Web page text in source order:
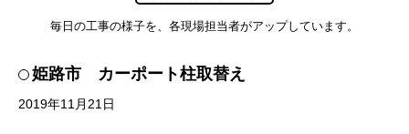
毎日の工事の様子を、各現場担当者がアップしています。
姫路市 カーポート柱取替え
2019年11月21日